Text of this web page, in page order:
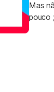
Mas
pouco